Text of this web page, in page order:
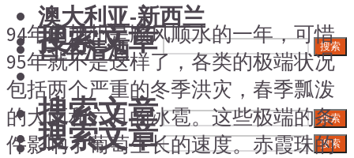
搜索文章 搜索
搜索文章 搜索
澳大利亚-新西兰
日本清酒
搜索文章 搜索
94年的加州是顺风顺水的一年，可惜
95年就不是这样了，各类的极端状况
包括两个严重的冬季洪灾，春季瓢泼
的大雨和六月的冰雹。这些极端的条
件影响了葡萄生长的速度。赤霞珠的